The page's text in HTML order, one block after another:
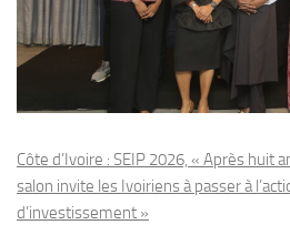
Côte d’Ivoire : SEIP 2026, « Après huit
salon invite les Ivoiriens à passer à
d’investissement »